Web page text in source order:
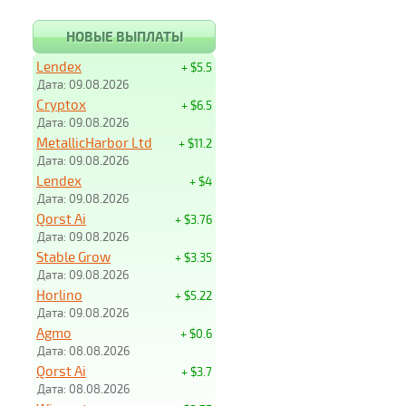
НОВЫЕ ВЫПЛАТЫ
+ $5.5
Lendex
Дата: 09.08.2026
+ $6.5
Cryptox
Дата: 09.08.2026
+ $11.2
MetallicHarbor Ltd
Дата: 09.08.2026
+ $4
Lendex
Дата: 09.08.2026
+ $3.76
Qorst Ai
Дата: 09.08.2026
+ $3.35
Stable Grow
Дата: 09.08.2026
+ $5.22
Horlino
Дата: 09.08.2026
+ $0.6
Agmo
Дата: 08.08.2026
+ $3.7
Qorst Ai
Дата: 08.08.2026